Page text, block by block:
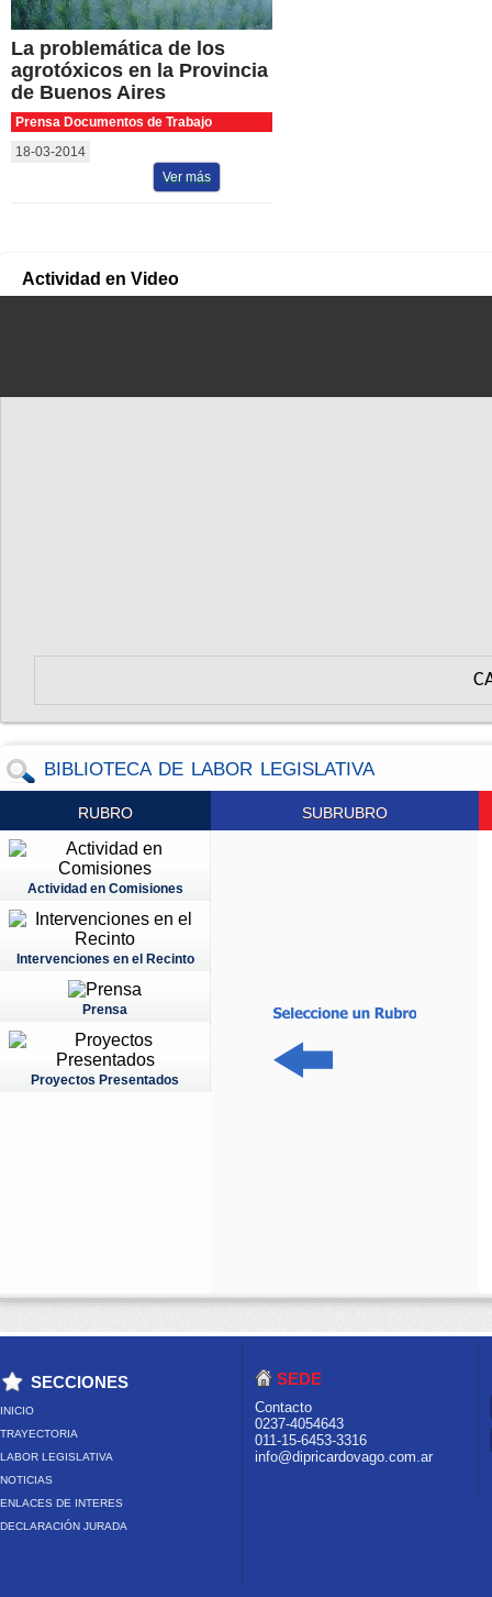
La problemática de los
agrotóxicos en la Provincia
de Buenos Aires
Prensa Documentos de Trabajo
18-03-2014
Ver más
Actividad en Video
BIBLIOTECA DE LABOR LEGISLATIVA
RUBRO
Actividad en Comisiones
Intervenciones en el Recinto
Prensa
Proyectos Presentados
SUBRUBRO
SECCIONES
INICIO
TRAYECTORIA
LABOR LEGISLATIVA
NOTICIAS
ENLACES DE INTERES
DECLARACIÓN JURADA
SEDE
Contacto
0237-4054643
011-15-6453-3316
info@dipricardovago.com.ar